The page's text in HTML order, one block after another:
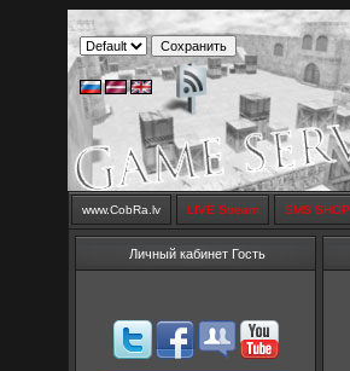
www.CobRa.lv LIVE Stream SMS SHOP
Личный кабинет Гость